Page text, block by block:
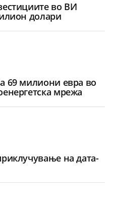
во ВИ
долари
69 милиони евра во
мрежа
на дата-